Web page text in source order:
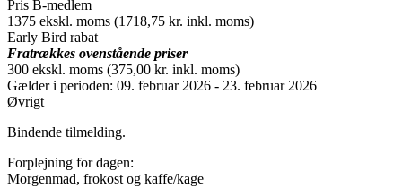
Pris B-medlem
1375 ekskl. moms (1718,75 kr. inkl. moms)
Early Bird rabat
Fratrækkes ovenstående priser
300 ekskl. moms (375,00 kr. inkl. moms)
Gælder i perioden: 09. februar 2026 - 23. februar 2026
Øvrigt
Bindende tilmelding.
Forplejning for dagen:
Morgenmad, frokost og kaffe/kage